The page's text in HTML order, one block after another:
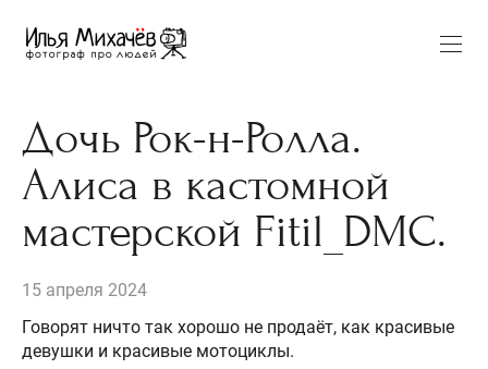
Дочь Рок-н-Ролла.
Алиса в кастомной
мастерской Fitil_DMC.
15 апреля 2024
Говорят ничто так хорошо не продаёт, как красивые
девушки и красивые мотоциклы.